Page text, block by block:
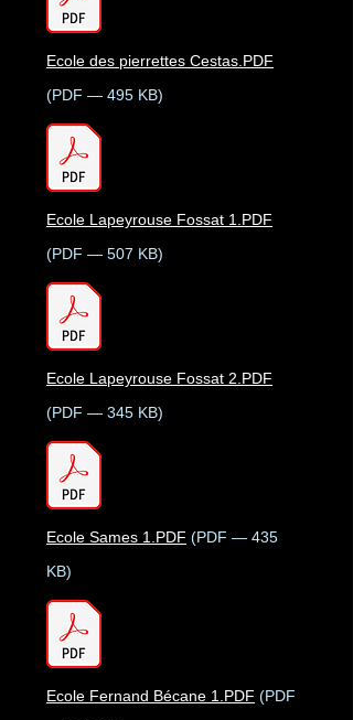
Ecole des pierrettes Cestas.PDF
(PDF — 495 KB)
Ecole Lapeyrouse Fossat 1.PDF
(PDF — 507 KB)
Ecole Lapeyrouse Fossat 2.PDF
(PDF — 345 KB)
Ecole Sames 1.PDF (PDF — 435
KB)
Ecole Fernand Bécane 1.PDF (PDF